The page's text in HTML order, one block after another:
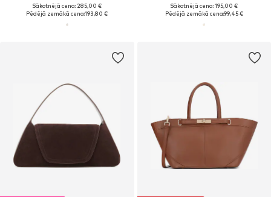
Sākotnējā cena: 285,00 €
Pēdējā zemākā cena:193,80 €
Sākotnējā cena: 195,00 €
Pēdējā zemākā cena:99,45 €